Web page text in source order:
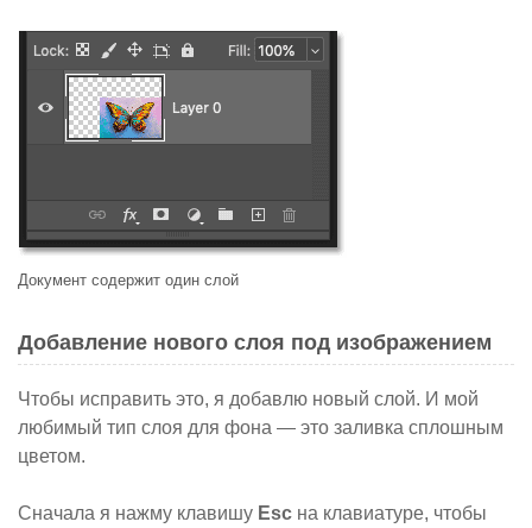
Документ содержит один слой
Добавление нового слоя под изображением
Чтобы исправить это, я добавлю новый слой. И мой
любимый тип слоя для фона — это заливка сплошным
цветом.
Сначала я нажму клавишу Esc на клавиатуре, чтобы